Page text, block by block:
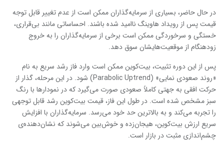
در حال حاضر، بسیاری از سرمایه‌گذاران ممکن است از عدم تغییر قابل توجه
قیمت پس از رویداد هاوینگ ناامید شده باشند. احساساتی مانند بی‌قراری،
خستگی و سرخوردگی ممکن است برخی از سرمایه‌گذاران را به خروج
زودهنگام از موقعیت‌هایشان سوق دهد.
پس از این دوره تثبیت، بیت‌کوین ممکن است وارد فاز رشد سریع به نام
«روند صعودی نمایی» (Parabolic Uptrend) شود. در این مرحله، گذار از
حرکت افقی به جهتی کاملاً صعودی صورت می‌گیرد که در نمودارها با رنگ
سبز مشخص شده است. در طول این فاز، قیمت بیت‌کوین رشد قابل توجهی
را تجربه می‌کند و به بالاترین حد خود می‌رسد. سرمایه‌گذاران با افزایش
سریع ارزش بیت‌کوین، هیجان‌زده و خوش‌بین می‌شوند که نشان‌دهنده‌ی
چشم‌اندازی مثبت در بازار است.